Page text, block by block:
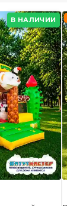
В НАЛИЧИИ